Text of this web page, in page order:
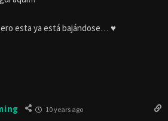
esta ya está bajándose… ♥
10 years ago